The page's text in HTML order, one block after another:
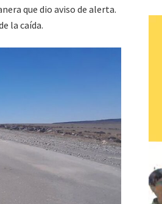
que dio aviso de alerta.
la caída.